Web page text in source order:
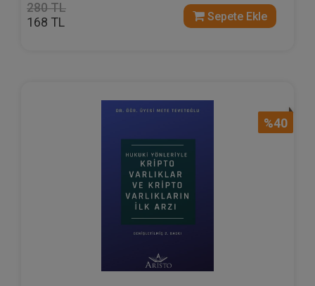
280 TL
168 TL Sepete Ekle
%40